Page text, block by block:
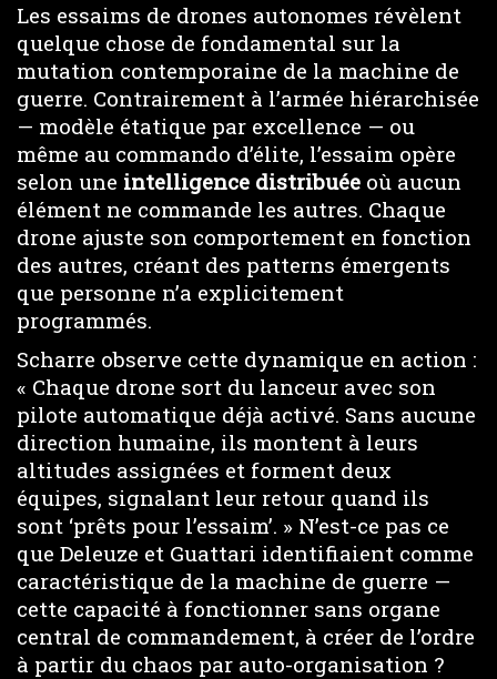
Les essaims de drones autonomes révèlent
quelque chose de fondamental sur la
mutation contemporaine de la machine de
guerre. Contrairement à l’armée hiérarchisée
— modèle étatique par excellence — ou
même au commando d’élite, l’essaim opère
selon une intelligence distribuée où aucun
élément ne commande les autres. Chaque
drone ajuste son comportement en fonction
des autres, créant des patterns émergents
que personne n’a explicitement
programmés.
Scharre observe cette dynamique en action :
« Chaque drone sort du lanceur avec son
pilote automatique déjà activé. Sans aucune
direction humaine, ils montent à leurs
altitudes assignées et forment deux
équipes, signalant leur retour quand ils
sont ‘prêts pour l’essaim’. » N’est-ce pas ce
que Deleuze et Guattari identifiaient comme
caractéristique de la machine de guerre —
cette capacité à fonctionner sans organe
central de commandement, à créer de l’ordre
à partir du chaos par auto-organisation ?